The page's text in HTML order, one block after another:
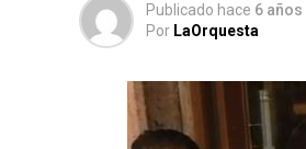
Publicado hace 6 años
Por LaOrquesta